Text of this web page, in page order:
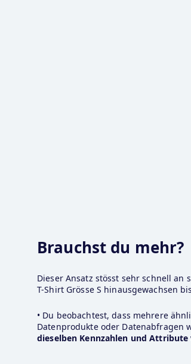
Brauchst du mehr?
Dieser Ansatz stösst sehr schnell
T-Shirt Grösse S hinausgewachsen
• Du beobachtest, dass mehrere
dieselben Kennzahlen und Attribute